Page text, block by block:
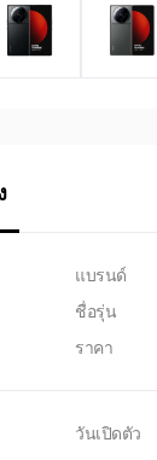
แบรนด์
ชื่อรุ่น
ราคา
วันเปิดตัว